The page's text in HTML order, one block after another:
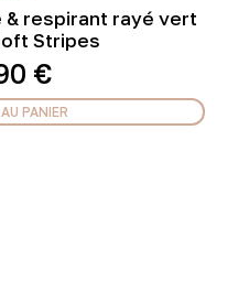
& respirant rayé vert
Stripes
€
PANIER